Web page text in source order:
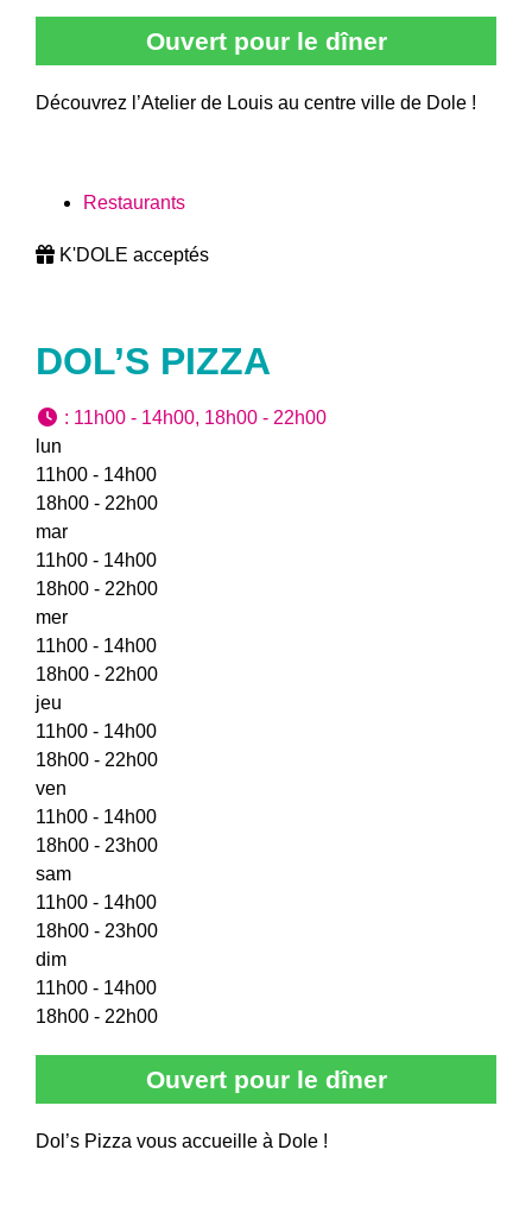
Ouvert pour le dîner
Découvrez l’Atelier de Louis au centre ville de Dole !
Restaurants
K'DOLE acceptés
DOL’S PIZZA
: 11h00 - 14h00, 18h00 - 22h00
lun
11h00 - 14h00
18h00 - 22h00
mar
11h00 - 14h00
18h00 - 22h00
mer
11h00 - 14h00
18h00 - 22h00
jeu
11h00 - 14h00
18h00 - 22h00
ven
11h00 - 14h00
18h00 - 23h00
sam
11h00 - 14h00
18h00 - 23h00
dim
11h00 - 14h00
18h00 - 22h00
Ouvert pour le dîner
Dol’s Pizza vous accueille à Dole !